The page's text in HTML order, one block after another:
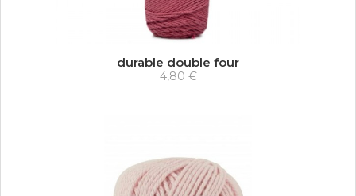
durable double four
4,80 €